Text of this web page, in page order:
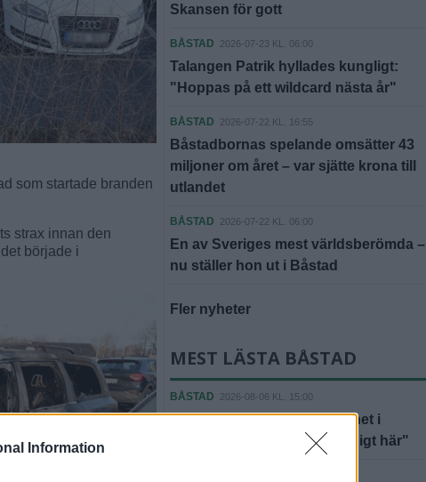
Information
som startade branden
strax innan den
började i
Skansen för gott
BÅSTAD 2026-07-23 KL. 06:00
Talangen Patrik hyllades kungligt:
"Hoppas på ett wildcard nästa år"
BÅSTAD 2026-07-22 KL. 16:55
Båstadbornas spelande omsätter 43
miljoner om året – var sjätte krona till
utlandet
BÅSTAD 2026-07-22 KL. 06:00
En av Sveriges mest världsberömda –
nu ställer hon ut i Båstad
Fler nyheter
MEST LÄSTA BÅSTAD
BÅSTAD 2026-08-06 KL. 15:00
Amanda Jansson hittar lugnet i
Båstad: "Det är så jävla mysigt här"